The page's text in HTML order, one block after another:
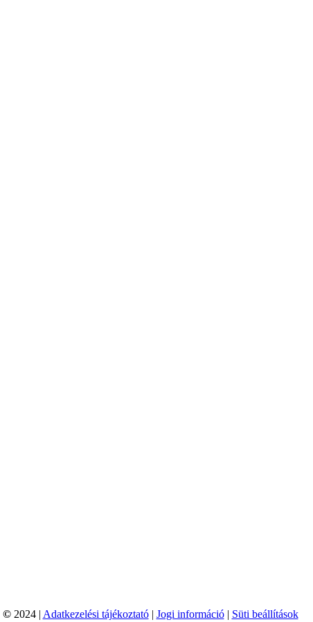
© 2024 | Adatkezelési tájékoztató| Jogi információ| Süti beállítások